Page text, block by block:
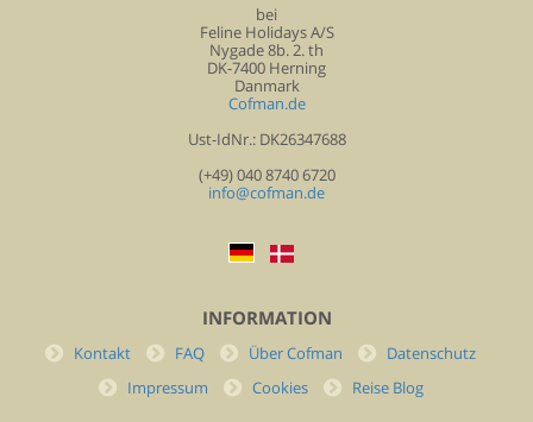
bei
Feline Holidays A/S
Nygade 8b. 2. th
DK-7400 Herning
Danmark
Cofman.de
Ust-IdNr.: DK26347688
(+49) 040 8740 6720
info@cofman.de
INFORMATION
Kontakt FAQ Über Cofman
Datenschutz
Impressum
Cookies Reise Blog